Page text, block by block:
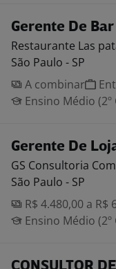
Gerente De Bar
Restaurante Las
São Paulo - SP
A combinar
Ensino Médio (2º
Gerente De
GS Consultoria
São Paulo - SP
R$ 4.480,00 a R$
Ensino Médio (2º